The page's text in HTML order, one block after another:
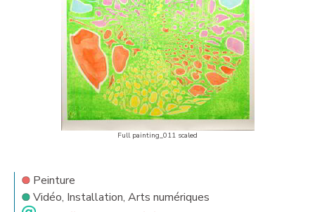
Full painting_011 scaled
Peinture
Vidéo, Installation, Arts numériques